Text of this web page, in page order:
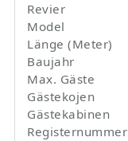
Revier
Model
Länge (Meter)
Baujahr
Max. Gäste
Gästekojen
Gästekabinen
Registernummer